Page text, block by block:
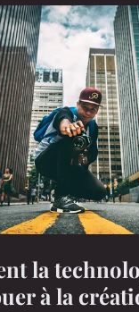
la
à la